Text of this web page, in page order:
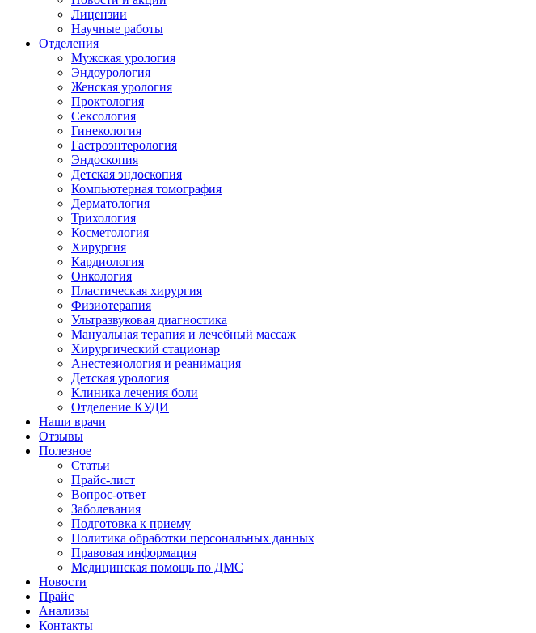
Лицензии
Научные работы
Отделения
Мужская урология
Эндоурология
Женская урология
Проктология
Сексология
Гинекология
Гастроэнтерология
Эндоскопия
Детская эндоскопия
Компьютерная томография
Дерматология
Трихология
Косметология
Хирургия
Кардиология
Онкология
Пластическая хирургия
Физиотерапия
Ультразвуковая диагностика
Мануальная терапия и лечебный массаж
Хирургический стационар
Анестезиология и реанимация
Детская урология
Клиника лечения боли
Отделение КУДИ
Наши врачи
Отзывы
Полезное
Статьи
Прайс-лист
Вопрос-ответ
Заболевания
Подготовка к приему
Политика обработки персональных данных
Правовая информация
Медицинская помощь по ДМС
Новости
Прайс
Анализы
Контакты